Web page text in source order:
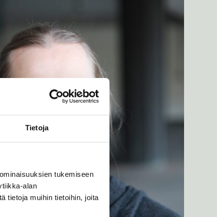
Tietoja
tukemiseen
alan
tietoja muihin tietoihin, joita